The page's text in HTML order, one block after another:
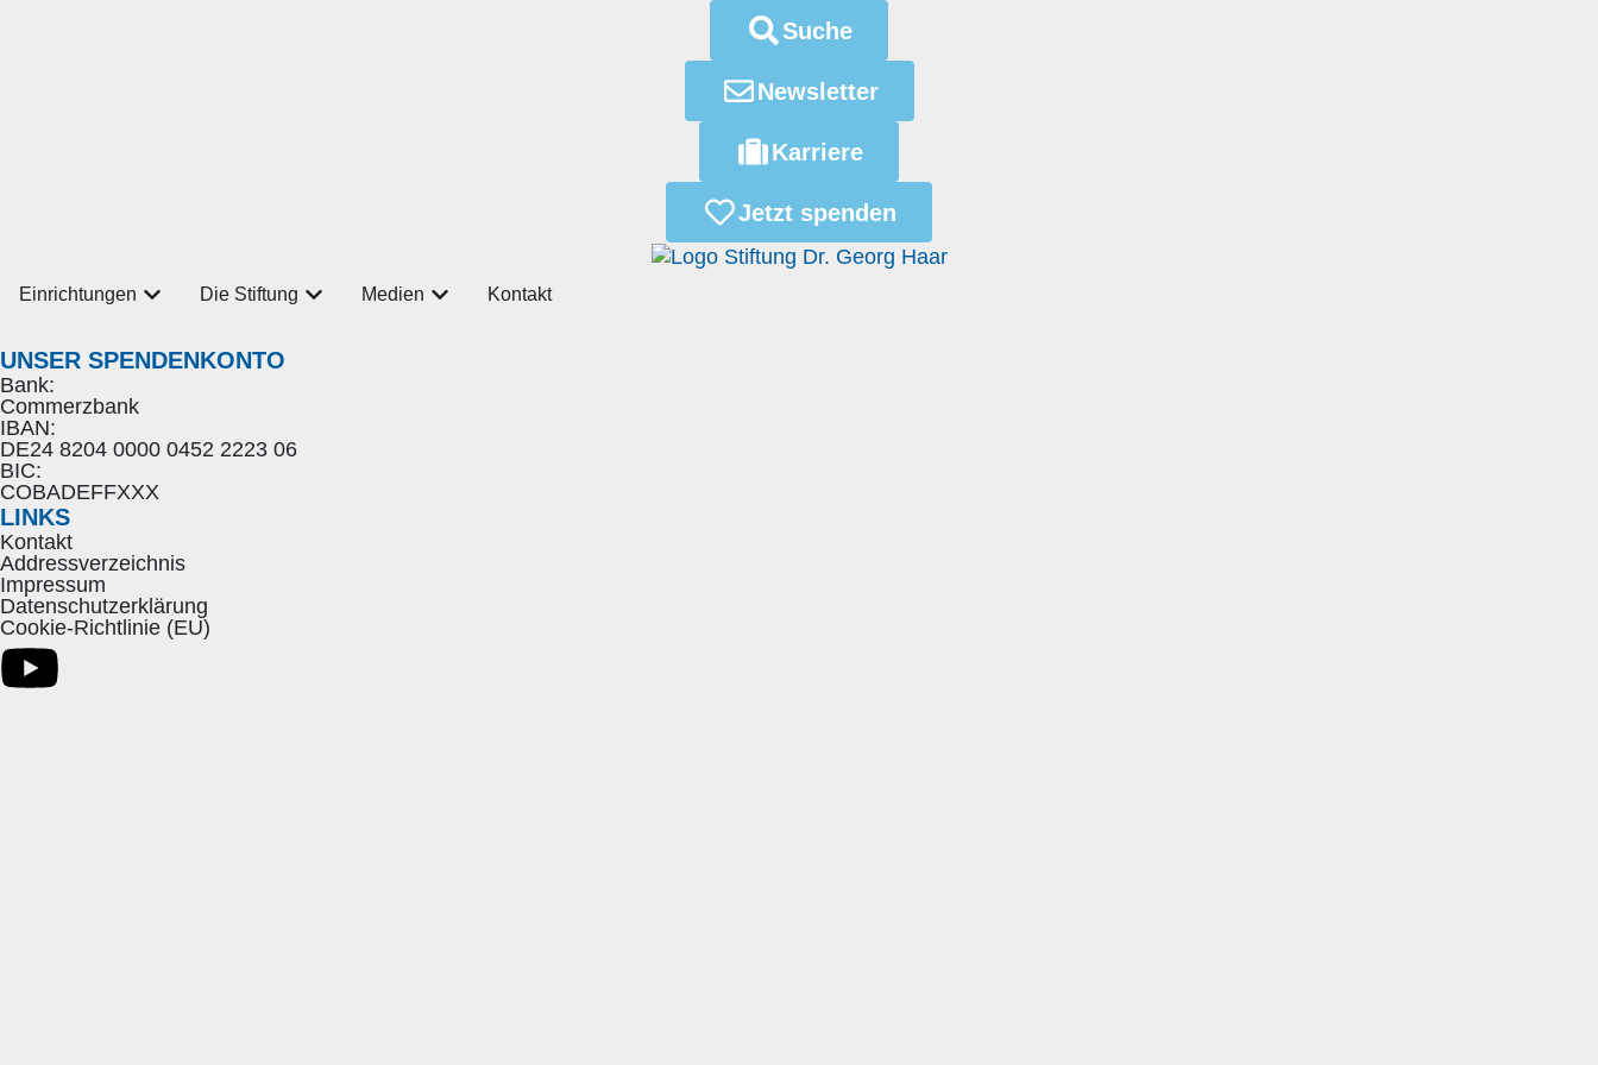
Suche
Newsletter
Karriere
Jetzt spenden
Einrichtungen Die Stiftung Medien Kontakt
UNSER SPENDENKONTO
Bank:
Commerzbank
IBAN:
DE24 8204 0000 0452 2223 06
BIC:
COBADEFFXXX
LINKS
Kontakt
Addressverzeichnis
Impressum
Datenschutzerklärung
Cookie-Richtlinie (EU)